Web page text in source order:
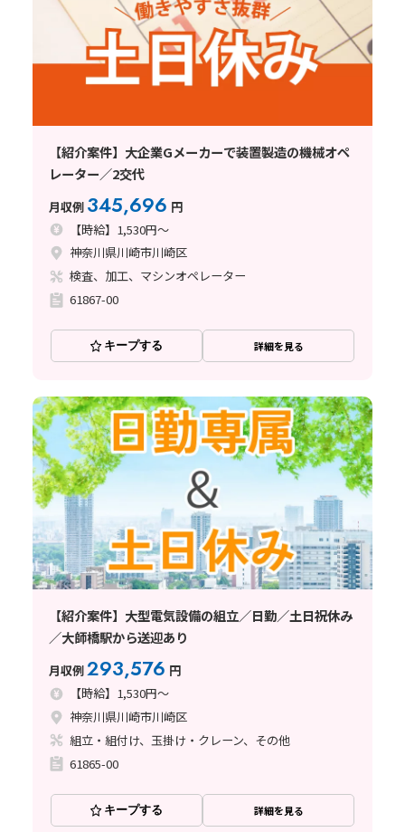
【紹介案件】大企業Gメーカーで装置製造の機械オペ
レーター／2交代
月収例 345,696 円
【時給】1,530円～
神奈川県川崎市川崎区
検査、加工、マシンオペレーター
61867-00
キープする 詳細を見る
【紹介案件】大型電気設備の組立／日勤／土日祝休み
／大師橋駅から送迎あり
月収例293,576 円
【時給】1,530円～
神奈川県川崎市川崎区
組立・組付け、玉掛け・クレーン、その他
61865-00
キープする 詳細を見る